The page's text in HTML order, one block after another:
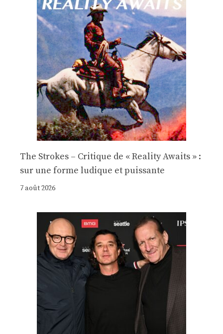
The Strokes – Critique de « Reality Awaits » :
sur une forme ludique et puissante
7 août 2026